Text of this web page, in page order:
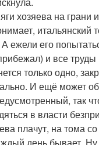
хозяева на грани
итальянский
А ежели его
и все труды
только одно,
И ещё может
так
в власти
плачут, на тома